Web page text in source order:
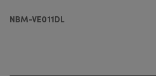
NBM-VE011DL